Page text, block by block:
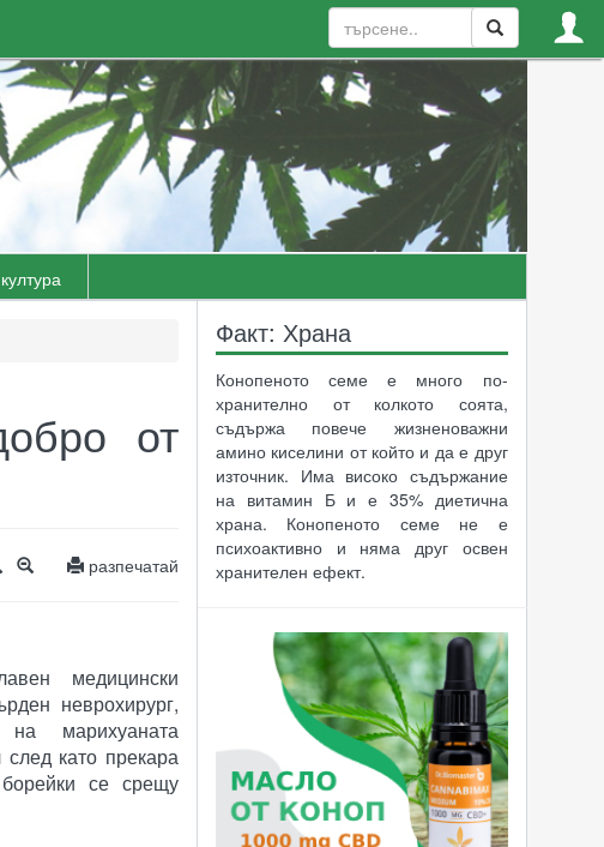
култура
от
разпечатай
медицински
неврохирург,
марихуаната
като прекара
се срещу
Факт: Храна
Конопеното семе е много по-
хранително от колкото соята,
съдържа повече жизненоважни
амино киселини от който и да е друг
източник. Има високо съдържание
на витамин Б и е 35% диетична
храна. Конопеното семе не е
психоактивно и няма друг освен
хранителен ефект.